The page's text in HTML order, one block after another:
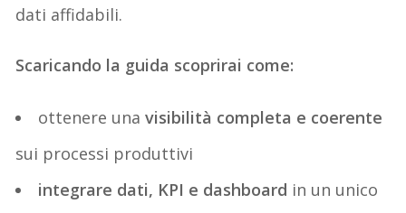
dati affidabili.
Scaricando la guida scoprirai come:
ottenere unavisibilità completa e coerente
sui processi produttivi
integrare dati, KPI e dashboard in un unico